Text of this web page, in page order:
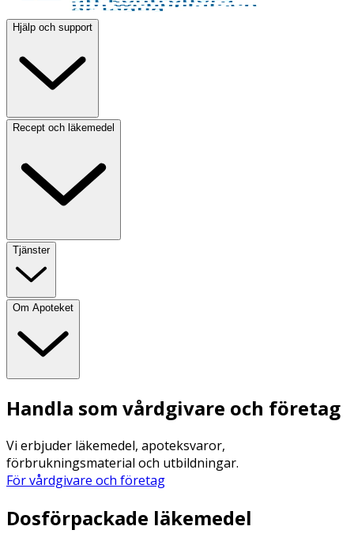
Hjälp och support
Recept och läkemedel
Tjänster
Om Apoteket
Handla som vårdgivare och företag
Vi erbjuder läkemedel, apoteksvaror,
förbrukningsmaterial och utbildningar.
För vårdgivare och företag
Dosförpackade läkemedel